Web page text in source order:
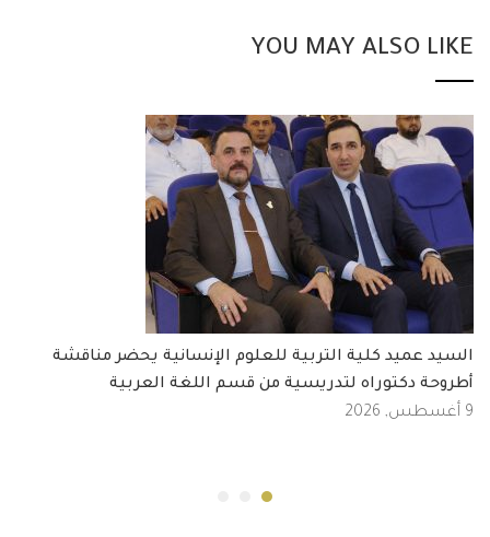
YOU MAY ALSO LIKE
السيد عميد كلية التربية للعلوم الإنسانية يحضر مناقشة
أطروحة دكتوراه لتدريسية من قسم اللغة العربية
9 أغسطس, 2026